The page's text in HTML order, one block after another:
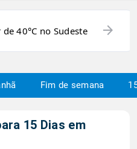
40°C no Sudeste arrow_forward
Fim de semana
15 Dias em